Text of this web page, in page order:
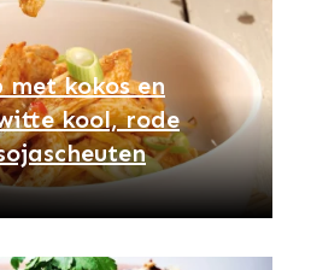
kokos en
kool, rode